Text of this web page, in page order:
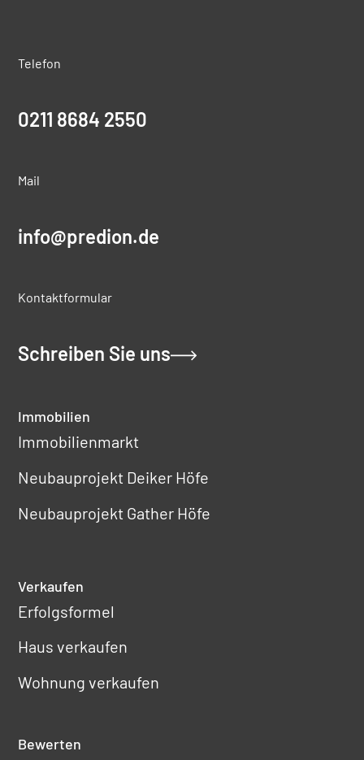
Telefon
0211 8684 2550
Mail
info@predion.de
Kontaktformular
Schreiben Sie uns
Immobilien
Immobilienmarkt
Neubauprojekt Deiker Höfe
Neubauprojekt Gather Höfe
Verkaufen
Erfolgsformel
Haus verkaufen
Wohnung verkaufen
Bewerten